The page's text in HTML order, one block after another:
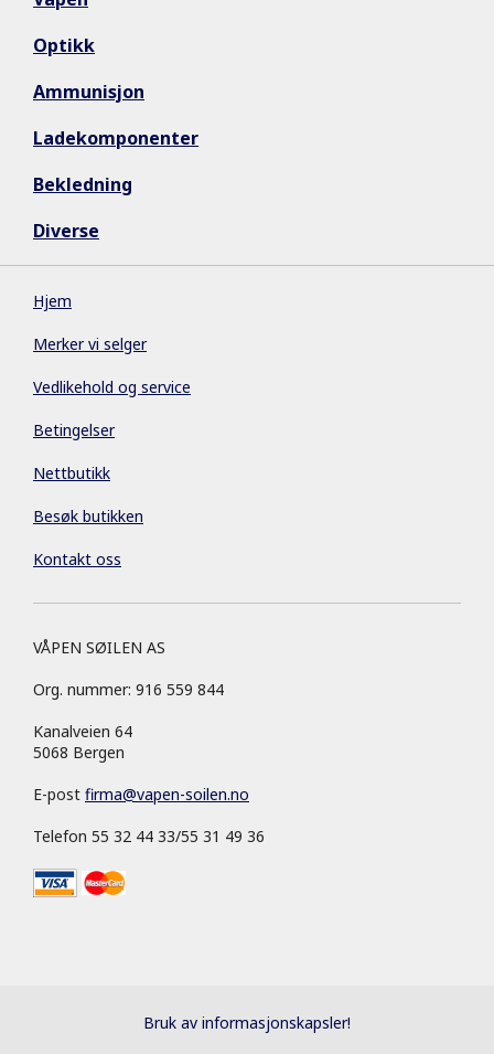
Optikk
Ammunisjon
Ladekomponenter
Bekledning
Diverse
Hjem
Merker vi selger
Vedlikehold og service
Betingelser
Nettbutikk
Besøk butikken
Kontakt oss
VÅPEN SØILEN AS
Org. nummer: 916 559 844
Kanalveien 64
5068 Bergen
E-post firma@vapen-soilen.no
Telefon 55 32 44 33/55 31 49 36
Bruk av informasjonskapsler!